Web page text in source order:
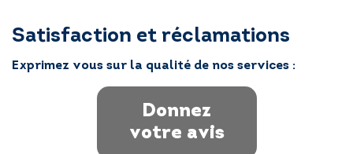
FAMILLES
Satisfaction et réclamations
Exprimez vous sur la qualité de nos services :
Donnez
votre avis